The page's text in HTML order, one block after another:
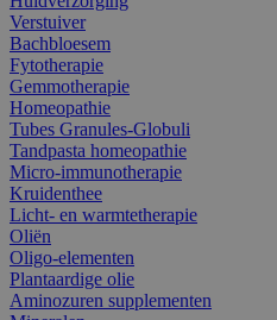
Verstuiver
Bachbloesem
Fytotherapie
Gemmotherapie
Homeopathie
Tubes Granules-Globuli
Tandpasta homeopathie
Micro-immunotherapie
Kruidenthee
Licht- en warmtetherapie
Oliën
Oligo-elementen
Plantaardige olie
Aminozuren supplementen